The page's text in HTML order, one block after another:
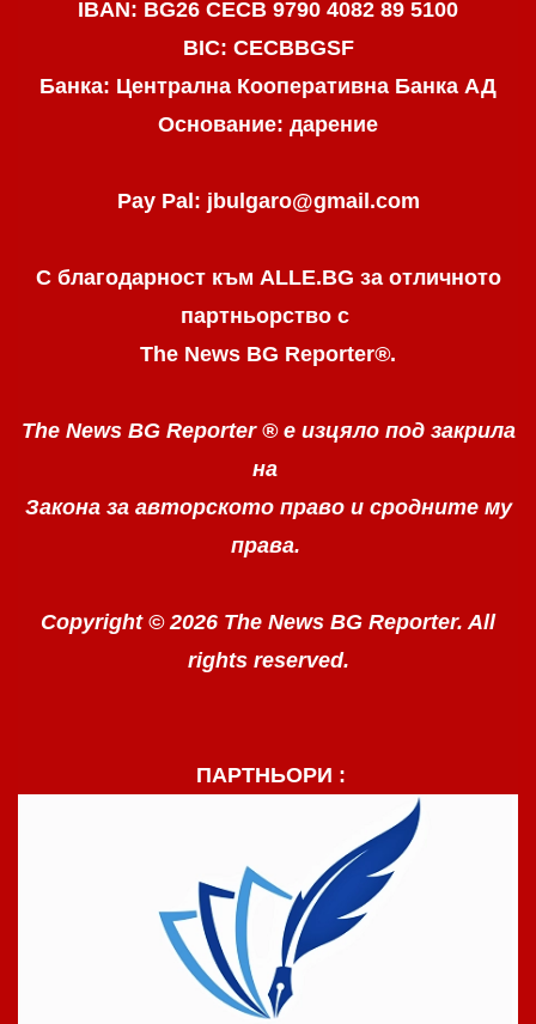
IBAN: BG26 CECB 9790 4082 89 5100
BIC: CECBBGSF
Банка: Централна Кооперативна Банка АД
Основание: дарение
Pay Pal: jbulgaro@gmail.com
С благодарност към ALLE.BG за отличното
партньорство с
The News BG Reporter®.
The News BG Reporter ® е изцяло под закрила
на
Закона за авторското право и сродните му
права.
Copyright © 2026 The News BG Reporter. All
rights reserved.
ПАРТНЬОРИ :